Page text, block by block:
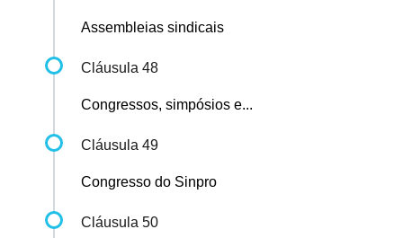
Assembleias sindicais
Cláusula 48
Congressos, simpósios e...
Cláusula 49
Congresso do Sinpro
Cláusula 50